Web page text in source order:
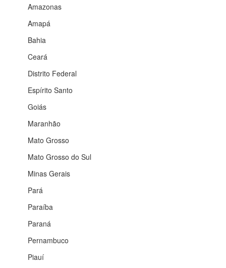
Amazonas
Amapá
Bahia
Ceará
Distrito Federal
Espírito Santo
Goiás
Maranhão
Mato Grosso
Mato Grosso do Sul
Minas Gerais
Pará
Paraíba
Paraná
Pernambuco
Piauí